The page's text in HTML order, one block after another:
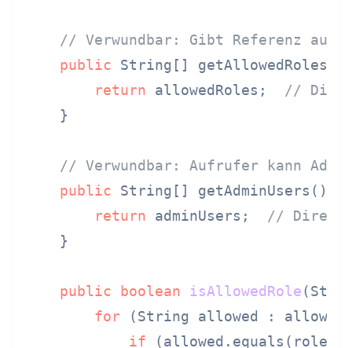
// Verwundbar: Gibt Referenz auf
public String[]
return allowedRoles; //
    }
// Verwundbar: Aufrufer kann
public String[] getAdminUsers() {
return adminUsers; //
    }
public boolean isAllowedRole
for (String allowed :
if